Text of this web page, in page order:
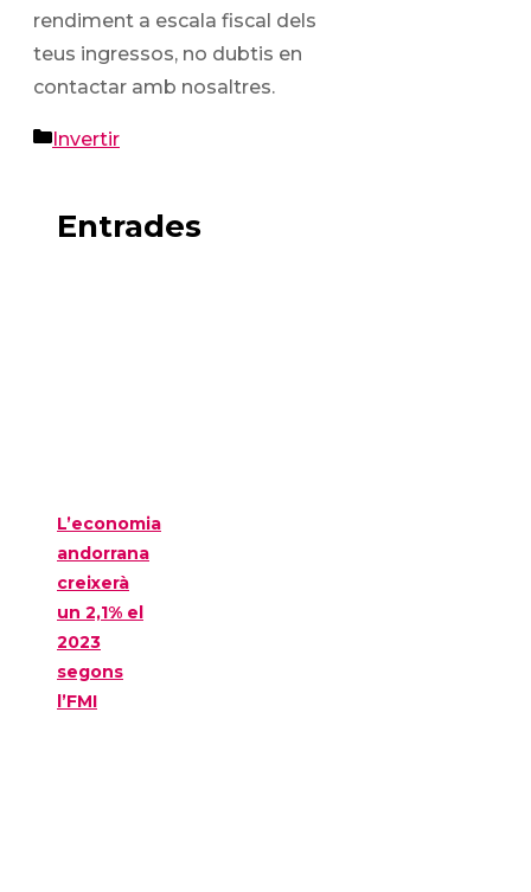
rendiment a escala fiscal dels
teus ingressos, no dubtis en
contactar amb nosaltres.
Categories
Invertir
Entrades
L’economia
andorrana
creixerà
un 2,1% el
2023
segons
l’FMI